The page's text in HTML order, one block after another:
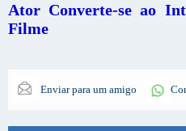
Ator Converte-se ao
Filme
Enviar para um amigo